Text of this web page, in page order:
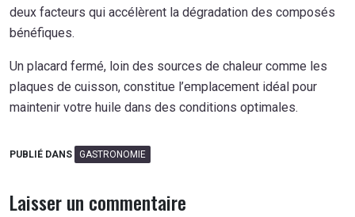
deux facteurs qui accélèrent la dégradation des composés
bénéfiques.
Un placard fermé, loin des sources de chaleur comme les
plaques de cuisson, constitue l’emplacement idéal pour
maintenir votre huile dans des conditions optimales.
PUBLIÉ DANS GASTRONOMIE
Laisser un commentaire